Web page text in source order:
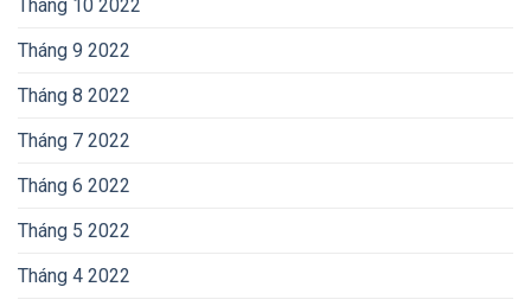
Tháng 10 2022
Tháng 9 2022
Tháng 8 2022
Tháng 7 2022
Tháng 6 2022
Tháng 5 2022
Tháng 4 2022